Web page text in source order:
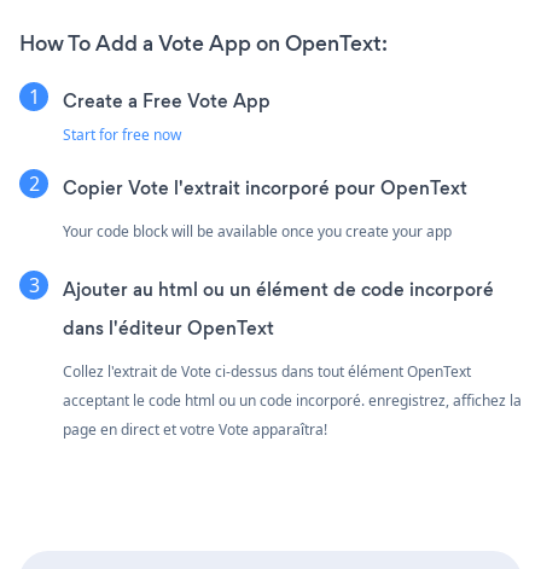
How To Add a Vote App on OpenText:
Create a Free Vote App
Start for free now
Copier Vote l'extrait incorporé pour OpenText
Your code block will be available once you create your app
Ajouter au html ou un élément de code incorporé
dans l'éditeur OpenText
Collez l'extrait de Vote ci-dessus dans tout élément OpenText
acceptant le code html ou un code incorporé. enregistrez, affichez la
page en direct et votre Vote apparaîtra!